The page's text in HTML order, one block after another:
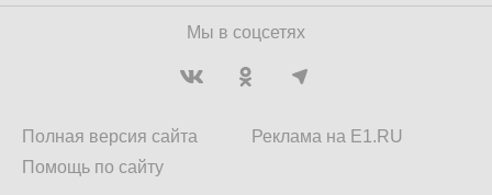
Мы в соцсетях
Полная версия сайта
Помощь по сайту
Реклама на E1.RU